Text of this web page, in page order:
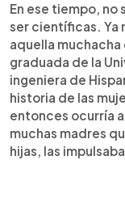
En ese tiempo, no
ser científicas. Ya
aquella
graduada de la
ingeniera de
historia de las
entonces ocurría
muchas madres
hijas, las